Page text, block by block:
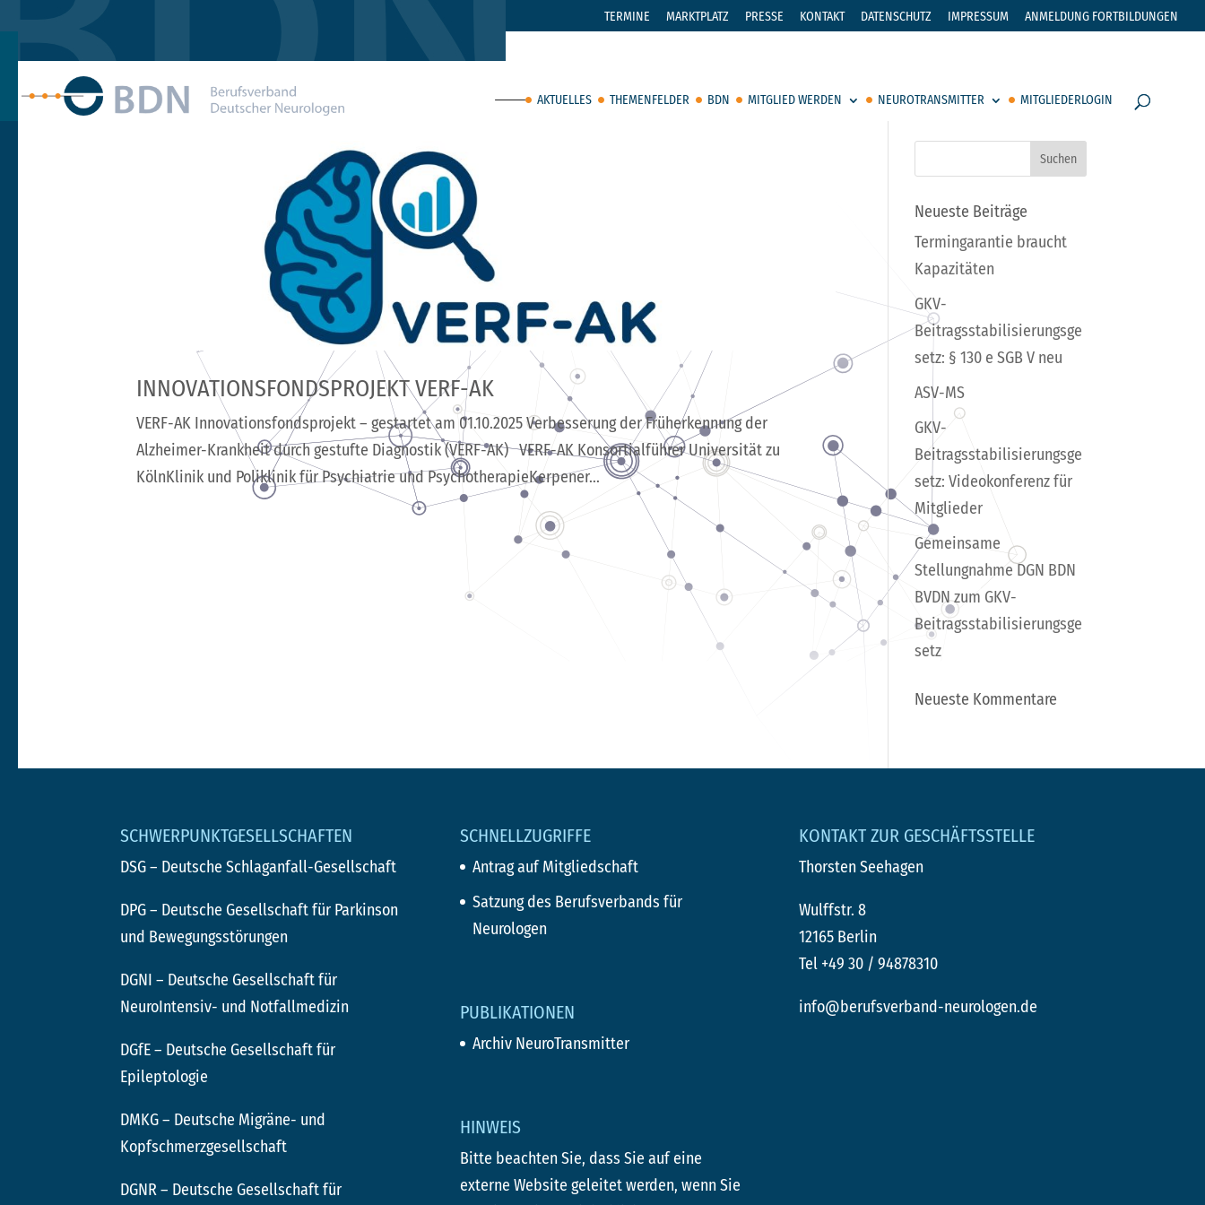
TERMINE MARKTPLATZ PRESSE KONTAKT DATENSCHUTZ IMPRESSUM ANMELDUNG FORTBILDUNGEN
AKTUELLES THEMENFELDER BDN MITGLIED WERDEN NEUROTRANSMITTER MITGLIEDERLOGIN
INNOVATIONSFONDSPROJEKT VERF-AK
VERF-AK Innovationsfondsprojekt – gestartet am 01.10.2025 Verbesserung der Früherkennung der
Alzheimer-Krankheit durch gestufte Diagnostik (VERF-AK) VERF-AK Konsortialführer Universität zu
KölnKlinik und Poliklinik für Psychiatrie und PsychotherapieKerpener...
Neueste Beiträge
Termingarantie braucht
Kapazitäten
GKV-
Beitragsstabilisierungsge
setz: § 130 e SGB V neu
ASV-MS
GKV-
Beitragsstabilisierungsge
setz: Videokonferenz für
Mitglieder
Gemeinsame
Stellungnahme DGN BDN
BVDN zum GKV-
Beitragsstabilisierungsge
setz
Neueste Kommentare
SCHWERPUNKTGESELLSCHAFTEN
DSG– Deutsche Schlaganfall-Gesellschaft
DPG– Deutsche Gesellschaft für Parkinson
und Bewegungsstörungen
DGNI – Deutsche Gesellschaft für
NeuroIntensiv- und Notfallmedizin
DGfE– Deutsche Gesellschaft für
Epileptologie
DMKG– Deutsche Migräne- und
Kopfschmerzgesellschaft
DGNR– Deutsche Gesellschaft für
SCHNELLZUGRIFFE
Antrag auf Mitgliedschaft
Satzung des Berufsverbands für
Neurologen
PUBLIKATIONEN
Archiv NeuroTransmitter
HINWEIS
Bitte beachten Sie, dass Sie auf eine
externe Website geleitet werden, wenn Sie
KONTAKT ZUR GESCHÄFTSSTELLE
Thorsten Seehagen
Wulffstr. 8
12165 Berlin
Tel +49 30 / 94878310
info@berufsverband-neurologen.de